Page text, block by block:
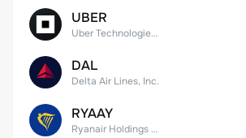
UBER
Uber Technologies, Inc.
DAL
Delta Air Lines, Inc.
RYAAY
Ryanair Holdings plc American Depositary Shares